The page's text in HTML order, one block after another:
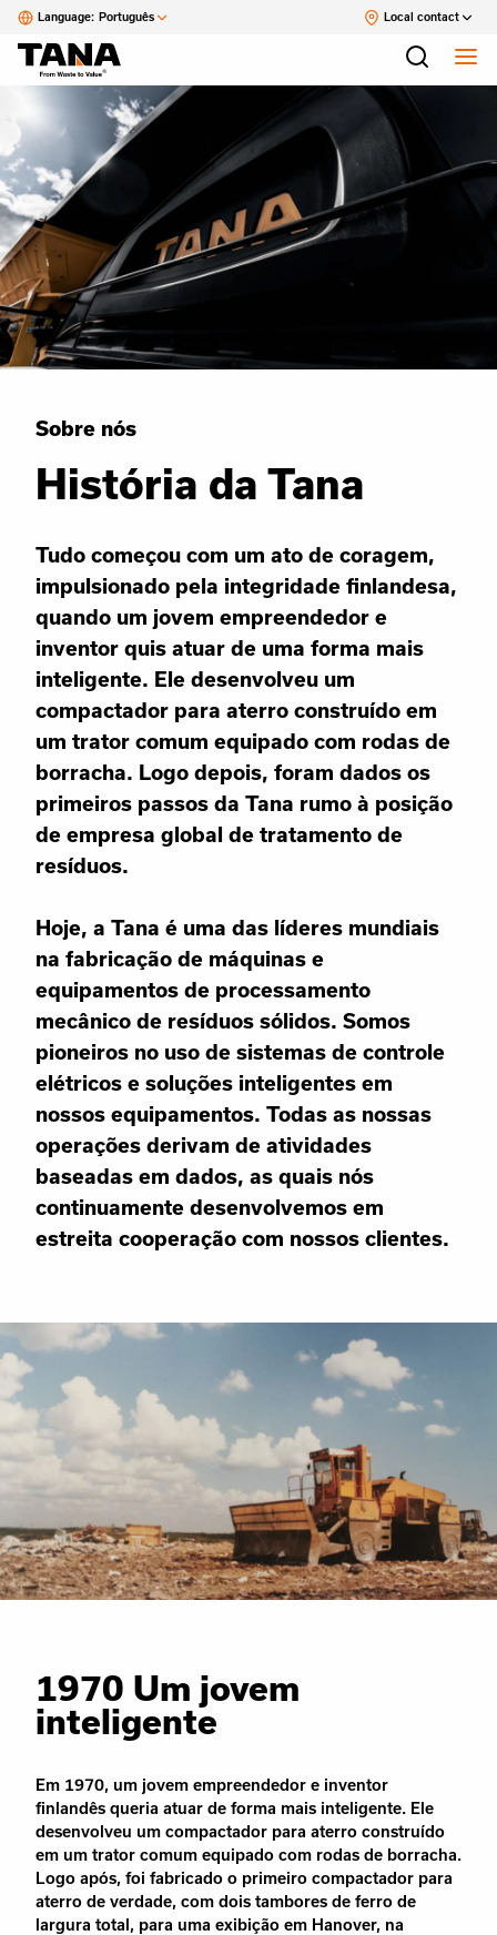
Language: Português Local contact
Sobre nós
História da Tana
Tudo começou com um ato de coragem,
impulsionado pela integridade finlandesa,
quando um jovem empreendedor e
inventor quis atuar de uma forma mais
inteligente. Ele desenvolveu um
compactador para aterro construído em
um trator comum equipado com rodas de
borracha. Logo depois, foram dados os
primeiros passos da Tana rumo à posição
de empresa global de tratamento de
resíduos.
Hoje, a Tana é uma das líderes mundiais
na fabricação de máquinas e
equipamentos de processamento
mecânico de resíduos sólidos. Somos
pioneiros no uso de sistemas de controle
elétricos e soluções inteligentes em
nossos equipamentos. Todas as nossas
operações derivam de atividades
baseadas em dados, as quais nós
continuamente desenvolvemos em
estreita cooperação com nossos clientes.
1970 Um jovem
inteligente
Em 1970, um jovem empreendedor e inventor
finlandês queria atuar de forma mais inteligente. Ele
desenvolveu um compactador para aterro construído
em um trator comum equipado com rodas de borracha.
Logo após, foi fabricado o primeiro compactador para
aterro de verdade, com dois tambores de ferro de
largura total, para uma exibição em Hanover, na